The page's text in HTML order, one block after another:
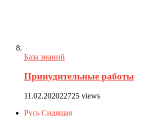
База знаний
Принудительные работы
11.02.202022725 views
Русь Сидящая